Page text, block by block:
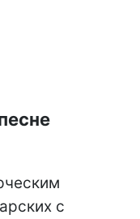
с